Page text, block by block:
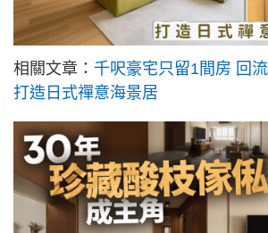
相關文章： 千呎豪宅只留1間房 回
打造日式禪意海景居